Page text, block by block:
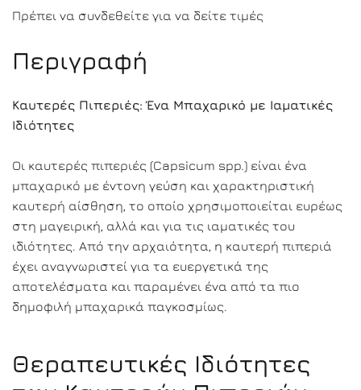
Πρέπει να συνδεθείτε για να δείτε τιμές
Περιγραφή
Καυτερές Πιπεριές: Ένα Μπαχαρικό με Ιαματικές
Ιδιότητες
Οι καυτερές πιπεριές (Capsicum spp.) είναι ένα
μπαχαρικό με έντονη γεύση και χαρακτηριστική
καυτερή αίσθηση, το οποίο χρησιμοποιείται ευρέως
στη μαγειρική, αλλά και για τις ιαματικές του
ιδιότητες. Από την αρχαιότητα, η καυτερή πιπεριά
έχει αναγνωριστεί για τα ευεργετικά της
αποτελέσματα και παραμένει ένα από τα πιο
δημοφιλή μπαχαρικά παγκοσμίως.
Θεραπευτικές Ιδιότητες